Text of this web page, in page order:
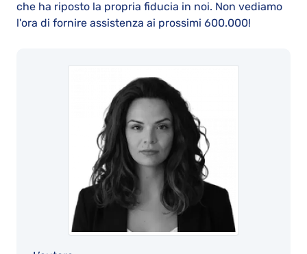
che ha riposto la propria fiducia in noi. Non vediamo
l'ora di fornire assistenza ai prossimi 600.000!